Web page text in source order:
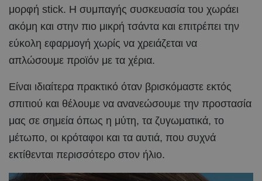
μορφή stick. Η συμπαγής συσκευασία του χωράει
ακόμη και στην πιο μικρή τσάντα και επιτρέπει την
εύκολη εφαρμογή χωρίς να χρειάζεται να
απλώσουμε προϊόν με τα χέρια.
Είναι ιδιαίτερα πρακτικό όταν βρισκόμαστε εκτός
σπιτιού και θέλουμε να ανανεώσουμε την προστασία
μας σε σημεία όπως η μύτη, τα ζυγωματικά, το
μέτωπο, οι κρόταφοι και τα αυτιά, που συχνά
εκτίθενται περισσότερο στον ήλιο.